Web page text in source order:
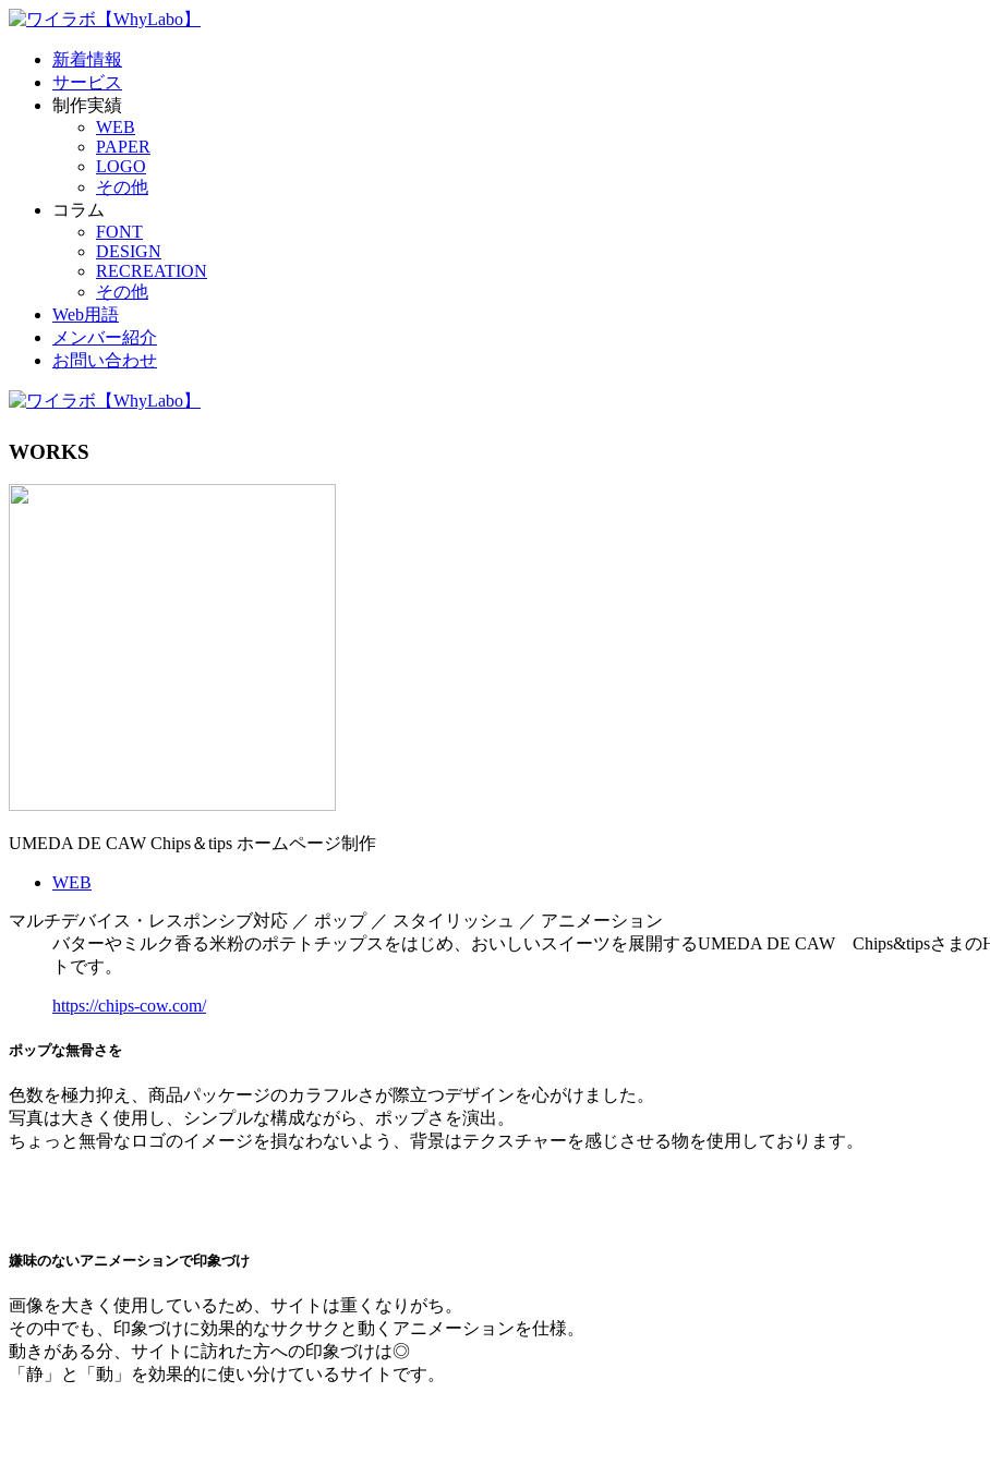
新着情報
サービス
制作実績
WEB
PAPER
LOGO
その他
コラム
FONT
DESIGN
RECREATION
その他
Web用語
メンバー紹介
お問い合わせ
WORKS
UMEDA DE CAW Chips＆tips ホームページ制作
WEB
マルチデバイス・レスポンシブ対応 ／ ポップ ／ スタイリッシュ ／ アニメーション
バターやミルク香る米粉のポテトチップスをはじめ、おいしいスイーツを展開するUMEDA DE CAW Chips&tipsさま
トです。
https://chips-cow.com/
ポップな無骨さを
色数を極力抑え、商品パッケージのカラフルさが際立つデザインを心がけました。
写真は大きく使用し、シンプルな構成ながら、ポップさを演出。
ちょっと無骨なロゴのイメージを損なわないよう、背景はテクスチャーを感じさせる物を使用しております。
嫌味のないアニメーションで印象づけ
画像を大きく使用しているため、サイトは重くなりがち。
その中でも、印象づけに効果的なサクサクと動くアニメーションを仕様。
動きがある分、サイトに訪れた方への印象づけは◎
「静」と「動」を効果的に使い分けているサイトです。